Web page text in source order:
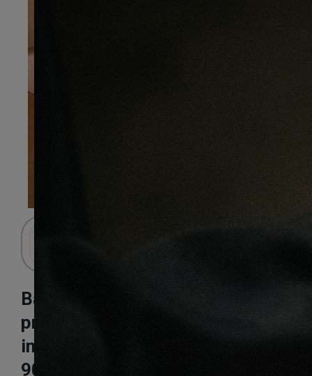
Baton rompu
prestige
imperiale sisi
90X15X600mm